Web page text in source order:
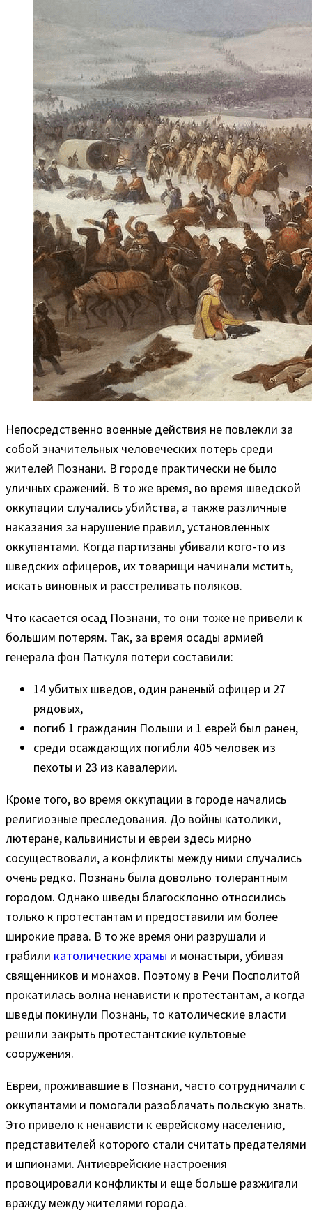
Непосредственно военные действия не повлекли за
собой значительных человеческих потерь среди
жителей Познани. В городе практически не было
уличных сражений. В то же время, во время шведской
оккупации случались убийства, а также различные
наказания за нарушение правил, установленных
оккупантами. Когда партизаны убивали кого-то из
шведских офицеров, их товарищи начинали мстить,
искать виновных и расстреливать поляков.
Что касается осад Познани, то они тоже не привели к
большим потерям. Так, за время осады армией
генерала фон Паткуля потери составили:
14 убитых шведов, один раненый офицер и 27
рядовых,
погиб 1 гражданин Польши и 1 еврей был ранен,
среди осаждающих погибли 405 человек из
пехоты и 23 из кавалерии.
Кроме того, во время оккупации в городе начались
религиозные преследования. До войны католики,
лютеране, кальвинисты и евреи здесь мирно
сосуществовали, а конфликты между ними случались
очень редко. Познань была довольно толерантным
городом. Однако шведы благосклонно относились
только к протестантам и предоставили им более
широкие права. В то же время они разрушали и
грабили католические храмы и монастыри, убивая
священников и монахов. Поэтому в Речи Посполитой
прокатилась волна ненависти к протестантам, а когда
шведы покинули Познань, то католические власти
решили закрыть протестантские культовые
сооружения.
Евреи, проживавшие в Познани, часто сотрудничали с
оккупантами и помогали разоблачать польскую знать.
Это привело к ненависти к еврейскому населению,
представителей которого стали считать предателями
и шпионами. Антиеврейские настроения
провоцировали конфликты и еще больше разжигали
вражду между жителями города.